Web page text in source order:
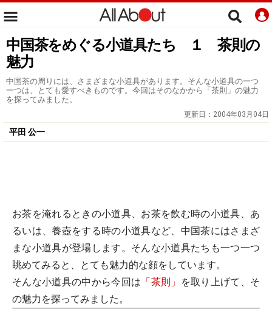
中国茶をめぐる小道具たち １ 茶則の
魅力
中国茶の周りには、さまざまな小道具があります。そんな小道具の一つ
一つは、とても愛すべきものです。今回はそのなかから「茶則」の魅力
を探ってみました。
更新日： 2004年03月04日
平田 公一
お茶を淹れるときの小道具、お茶を飲む時の小道具、あ
るいは、養壺をする時の小道具など、中国茶にはさまざ
まな小道具が登場します。そんな小道具たちも一つ一つ
眺めてみると、とても魅力的な顔をしています。
そんな小道具の中から今回は 「茶則」
を取り上げて、そ
の魅力を探ってみました。